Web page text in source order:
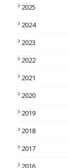
2025
2024
2023
2022
2021
2020
2019
2018
2017
2016